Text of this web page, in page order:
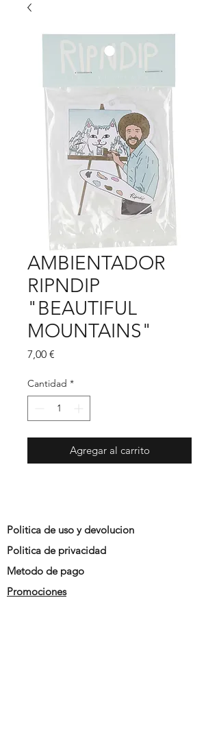
AMBIENTADOR
RIPNDIP
"BEAUTIFUL
MOUNTAINS"
7,00 €
Cantidad *
Agregar al carrito
Politica de uso y devolucion
Politica de privacidad
Metodo de pago
Promociones